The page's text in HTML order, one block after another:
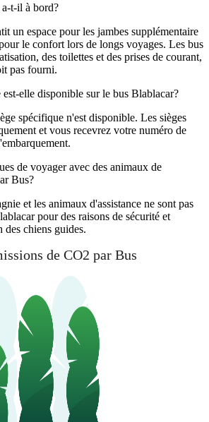
t-il à bord?
un espace pour les jambes supplémentaire
le confort lors de longs voyages. Les bus
des toilettes et des prises de courant,
pas fourni.
elle disponible sur le bus Blablacar?
spécifique n'est disponible. Les sièges
et vous recevrez votre numéro de
de voyager avec des animaux de
Bus?
et les animaux d'assistance ne sont pas
pour des raisons de sécurité et
chiens guides.
de CO2 par Bus